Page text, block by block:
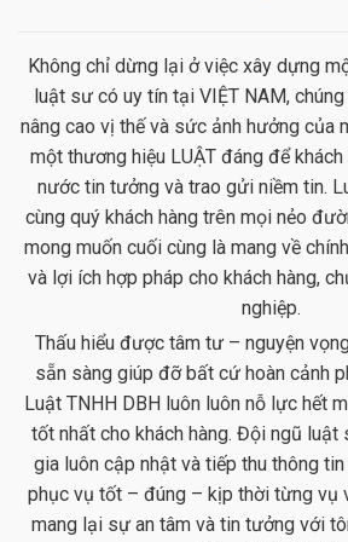
Không chỉ dừng lại ở việc xây dựng
luật sư có uy tín tại VIỆT NAM,
nâng cao vị thế và sức ảnh hưởng của
một thương hiệu LUẬT đáng để
nước tin tưởng và trao gửi niềm tin.
cùng quý khách hàng trên mọi nẻo
mong muốn cuối cùng là mang về
và lợi ích hợp pháp cho khách hàng,
nghiệp.
Thấu hiểu được tâm tư – nguyện
sẵn sàng giúp đỡ bất cứ hoàn cảnh
Luật TNHH DBH luôn luôn nỗ lực hết
tốt nhất cho khách hàng. Đội ngũ luật
gia luôn cập nhật và tiếp thu thông
phục vụ tốt – đúng – kịp thời từng vụ
mang lại sự an tâm và tin tưởng với